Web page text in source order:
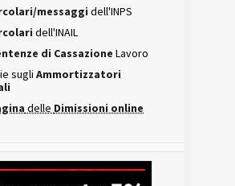
messaggi dell'INPS
dell'INAIL
di Cassazione Lavoro
sugli Ammortizzatori
delle Dimissioni online